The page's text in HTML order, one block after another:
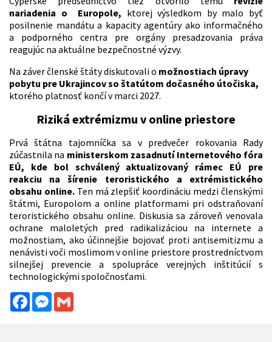
nariadenia o Europole, ktorej výsledkom by malo byť
posilnenie mandátu a kapacity agentúry ako informačného
a podporného centra pre orgány presadzovania práva
reagujúc na aktuálne bezpečnostné výzvy.
Na záver členské štáty diskutovali o možnostiach úpravy
pobytu pre Ukrajincov so štatútom dočasného útočiska,
ktorého platnosť končí v marci 2027.
Riziká extrémizmu v online priestore
Prvá štátna tajomníčka sa v predvečer rokovania Rady
zúčastnila na ministerskom zasadnutí Internetového fóra
EÚ, kde bol schválený aktualizovaný rámec EÚ pre
reakciu na šírenie teroristického a extrémistického
obsahu online.Ten má zlepšiť koordináciu medzi členskými
štátmi, Europolom a online platformami pri odstraňovaní
teroristického obsahu online. Diskusia sa zároveň venovala
ochrane maloletých pred radikalizáciou na internete a
možnostiam, ako účinnejšie bojovať proti antisemitizmu a
nenávisti voči moslimom v online priestore prostredníctvom
silnejšej prevencie a spolupráce verejných inštitúcií s
technologickými spoločnosťami.
FacebookMessenger